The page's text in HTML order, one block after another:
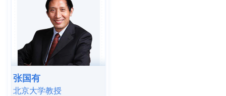
张国有
北京大学教授